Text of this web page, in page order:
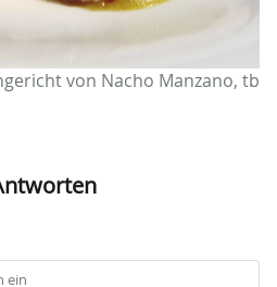
von Nacho Manzano, tb